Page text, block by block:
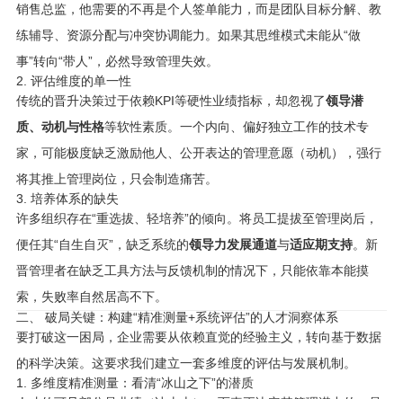
销售总监，他需要的不再是个人签单能力，而是团队目标分解、教
练辅导、资源分配与冲突协调能力。如果其思维模式未能从“做
事”转向“带人”，必然导致管理失效。
2. 评估维度的单一性
传统的晋升决策过于依赖KPI等硬性业绩指标，却忽视了领导潜
质、动机与性格等软性素质。一个内向、偏好独立工作的技术专
家，可能极度缺乏激励他人、公开表达的管理意愿（动机），强行
将其推上管理岗位，只会制造痛苦。
3. 培养体系的缺失
许多组织存在“重选拔、轻培养”的倾向。将员工提拔至管理岗后，
便任其“自生自灭”，缺乏系统的领导力发展通道与适应期支持。新
晋管理者在缺乏工具方法与反馈机制的情况下，只能依靠本能摸
索，失败率自然居高不下。
二、 破局关键：构建“精准测量+系统评估”的人才洞察体系
要打破这一困局，企业需要从依赖直觉的经验主义，转向基于数据
的科学决策。这要求我们建立一套多维度的评估与发展机制。
1. 多维度精准测量：看清“冰山之下”的潜质